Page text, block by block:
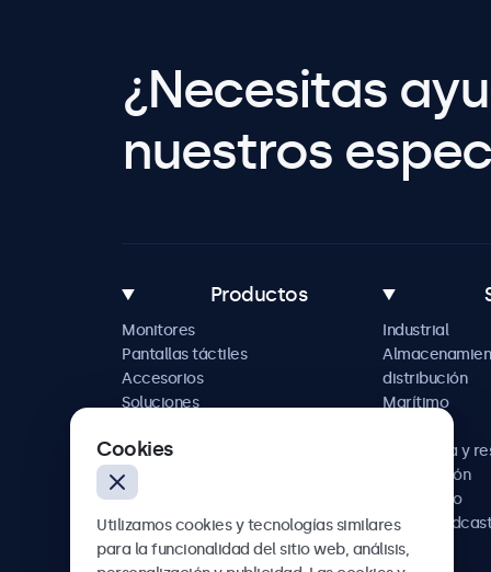
¿Necesitas
nuestros
Productos
Monitores
Pantallas táctiles
Accesorios
Soluciones
Industrial
distribución
Marítimo
Hostelería y
Automoción
Ferroviario
AV y broadcast
Sanidad
Cookies
Utilizamos cookies y tecnologías similares
para la funcionalidad del sitio web, análisis,